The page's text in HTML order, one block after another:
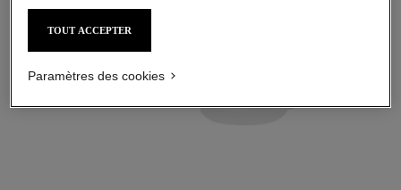
PRÉPARER
Avec des lotions et
des essences
TOUT ACCEPTER
Paramètres des cookies